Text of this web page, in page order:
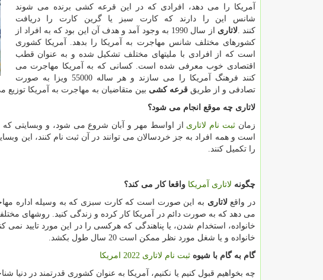
آمریکا را می دهد، افرادی که در این قرعه کشی برنده می شوند
شانس این را دارند که کارت سبز یا گرین کارت را دریافت
کنند .لاتاری
از سال 1990 به وجود آمد و هدف آن این بود که به افراد از
کشورهای مختلف شانس مهاجرت به آمریکا را بدهد. آمریکا کشوری
است که از افرادی با ملیتهای مختلف تشکیل شده و به عنوان قطب
اقتصادی خوب معرفی شده است. کسانی که به آمریکا مهاجرت می
کنند فرهنگ آمریکا را می سازند و هر ساله 55000 ویزا به صورت
تصادفی و از طریق قرعه کشی بین متقاضیان به مهاجرت به آمریکا
لاتاری چه موقع انجام می شود؟
زمان ثبت نام لاتاری از اواسط مهر و آبان شروع می شود، و وبسایتی که
است و همه افراد به جز خردسالان می توانند در آن ثبت نام کنند، این
را تکمیل کنند.
چگونه لاتاری آمریکا واقعا کار می کند؟
در واقعلاتاری به این صورت است که کارت سبزی که به وسیله اداره
می دهد که به صورت دائم در آمریکا کار کرده و زندگی کنید. روشهای
خانواده، استخدام شدن، یا پناهندگی که هرکسی را در این مورد تایید نمی
خانواده و یا شغل مورد نظر ممکن است 20 سال طول بکشد.
گام به گام با شیوه ثبت نام لاتاری 2022 امریکا
چه بخواهیم قبول کنیم یا نکنیم، آمریکا به عنوان کشوری قدرتمند در